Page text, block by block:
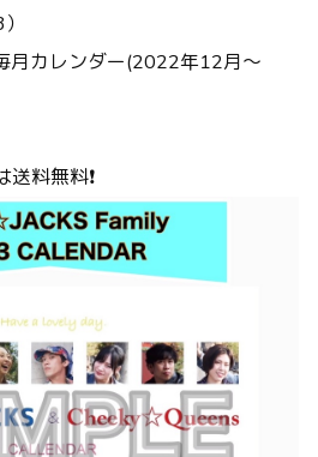
月カレンダー(2022年12月～
料無料❗️